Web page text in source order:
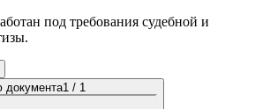
под требования судебной и
документа1 / 1